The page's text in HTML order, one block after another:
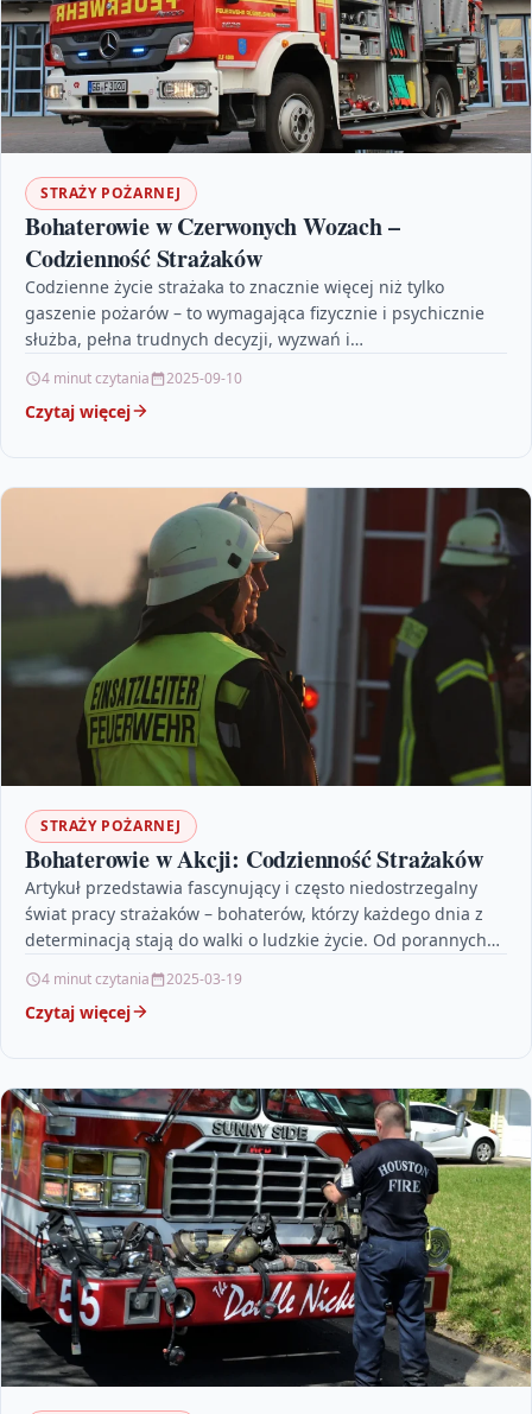
STRAŻY POŻARNEJ
Bohaterowie w Czerwonych Wozach –
Codzienność Strażaków
Codzienne życie strażaka to znacznie więcej niż tylko
gaszenie pożarów – to wymagająca fizycznie i psychicznie
służba, pełna trudnych decyzji, wyzwań i
4 minut czytania 2025-09-10
Czytaj więcej
STRAŻY POŻARNEJ
Bohaterowie w Akcji: Codzienność Strażaków
Artykuł przedstawia fascynujący i często niedostrzegalny
świat pracy strażaków – bohaterów, którzy każdego dnia z
determinacją stają do walki o ludzkie życie. Od porannych…
4 minut czytania 2025-03-19
Czytaj więcej